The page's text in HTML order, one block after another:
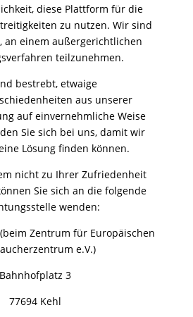
diese Plattform für die
zu nutzen. Wir sind
einem außergerichtlichen
teilzunehmen.
bestrebt, etwaige
aus unserer
auf einvernehmliche Weise
Sie sich bei uns, damit wir
Lösung finden können.
nicht zu Ihrer Zufriedenheit
Sie sich an die folgende
wenden:
Zentrum für Europäischen
e.V.)
Bahnhofplatz 3
77694 Kehl